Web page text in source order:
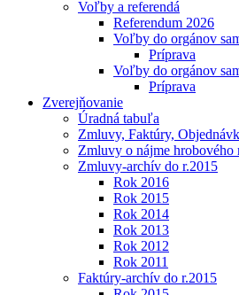
Voľby a referendá
Referendum 2026
Voľby do orgánov
Príprava
Voľby do orgánov
Príprava
Zverejňovanie
Úradná tabuľa
Zmluvy, Faktúry,
Zmluvy o nájme hrobového
Zmluvy-archív do r.2015
Rok 2016
Rok 2015
Rok 2014
Rok 2013
Rok 2012
Rok 2011
Faktúry-archív do r.2015